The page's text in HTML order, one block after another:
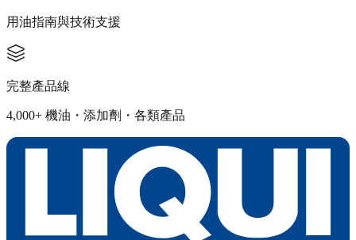
用油指南與技術支援
完整產品線
4,000+ 機油・添加劑・各類產品